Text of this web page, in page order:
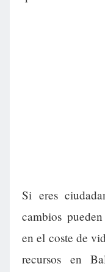
Si eres
cambios
en el coste de
recursos en